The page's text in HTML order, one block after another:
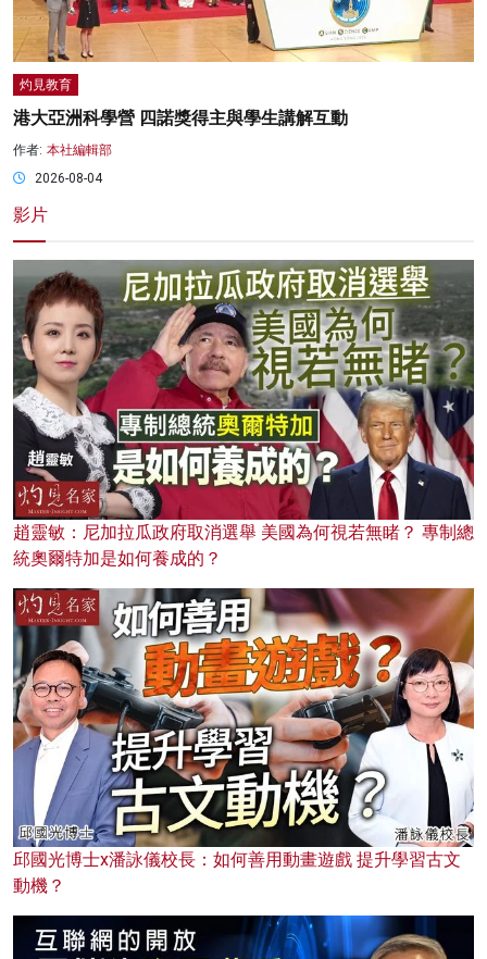
灼見教育
港大亞洲科學營 四諾獎得主與學生講解互動
作者: 本社編輯部
2026-08-04
影片
趙靈敏：尼加拉瓜政府取消選舉 美國為何視若無睹？ 專制總
統奧爾特加是如何養成的？
邱國光博士x潘詠儀校長：如何善用動畫遊戲 提升學習古文
動機？